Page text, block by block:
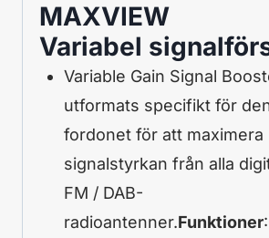
MAXVIEW
Variabel
Variable Gain Signal
utformats specifikt för
fordonet för att maximera
signalstyrkan från alla
FM / DAB-
radioantenner.Funktioner